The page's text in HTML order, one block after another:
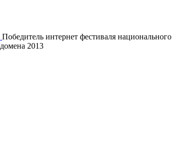
Победитель интернет фестиваля национального
домена 2013